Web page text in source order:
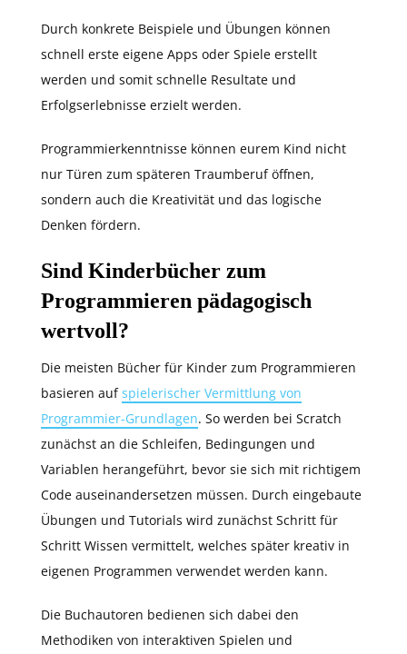
Durch konkrete Beispiele und Übungen können
schnell erste eigene Apps oder Spiele erstellt
werden und somit schnelle Resultate und
Erfolgserlebnisse erzielt werden.
Programmierkenntnisse können eurem Kind nicht
nur Türen zum späteren Traumberuf öffnen,
sondern auch die Kreativität und das logische
Denken fördern.
Sind Kinderbücher zum
Programmieren pädagogisch
wertvoll?
Die meisten Bücher für Kinder zum Programmieren
basieren aufspielerischer Vermittlung von
Programmier-Grundlagen. So werden bei Scratch
zunächst an die Schleifen, Bedingungen und
Variablen herangeführt, bevor sie sich mit richtigem
Code auseinandersetzen müssen. Durch eingebaute
Übungen und Tutorials wird zunächst Schritt für
Schritt Wissen vermittelt, welches später kreativ in
eigenen Programmen verwendet werden kann.
Die Buchautoren bedienen sich dabei den
Methodiken von interaktiven Spielen und